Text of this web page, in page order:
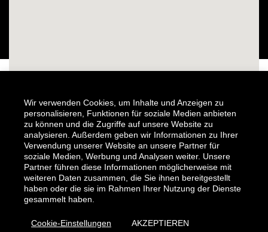
Wir verwenden Cookies, um Inhalte und Anzeigen zu
personalisieren, Funktionen für soziale Medien anbieten
zu können und die Zugriffe auf unsere Website zu
analysieren. Außerdem geben wir Informationen zu Ihrer
Verwendung unserer Website an unsere Partner für
soziale Medien, Werbung und Analysen weiter. Unsere
Partner führen diese Informationen möglicherweise mit
weiteren Daten zusammen, die Sie ihnen bereitgestellt
haben oder die sie im Rahmen Ihrer Nutzung der Dienste
gesammelt haben.
Cookie-Einstellungen AKZEPTIEREN